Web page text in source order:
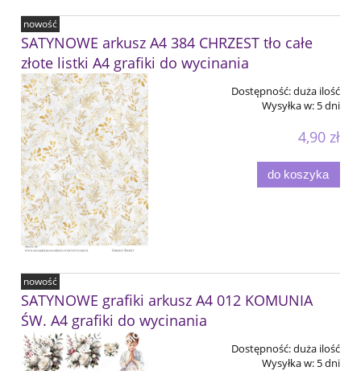
SATYNOWE arkusz A4 384 CHRZEST tło całe
złote listki A4 grafiki do wycinania
Dostępność:duża ilość
Wysyłka w: 5 dni
4,90 zł
do koszyka
nowość
SATYNOWE grafiki arkusz A4 012 KOMUNIA
ŚW. A4 grafiki do wycinania
Dostępność:duża ilość
Wysyłka w: 5 dni
nowość